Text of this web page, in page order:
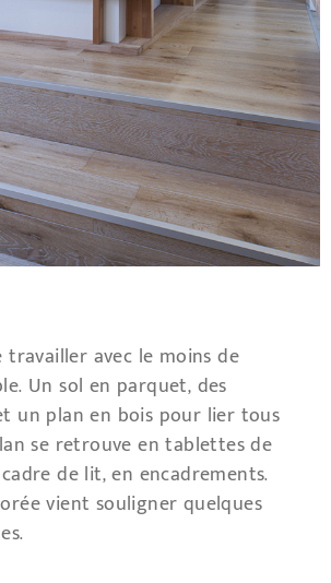
travailler avec le moins de
Un sol en parquet, des
un plan en bois pour lier tous
se retrouve en tablettes de
de lit, en encadrements.
vient souligner quelques